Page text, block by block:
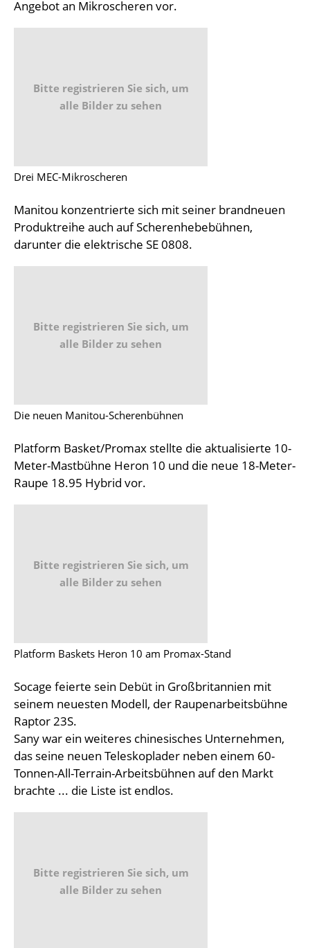
Angebot an Mikroscheren vor.
Bitte registrieren Sie sich, um
alle Bilder zu sehen
Drei MEC-Mikroscheren
Manitou konzentrierte sich mit seiner brandneuen
Produktreihe auch auf Scherenhebebühnen,
darunter die elektrische SE 0808.
Bitte registrieren Sie sich, um
alle Bilder zu sehen
Die neuen Manitou-Scherenbühnen
Platform Basket/Promax stellte die aktualisierte 10-
Meter-Mastbühne Heron 10 und die neue 18-Meter-
Raupe 18.95 Hybrid vor.
Bitte registrieren Sie sich, um
alle Bilder zu sehen
Platform Baskets Heron 10 am Promax-Stand
Socage feierte sein Debüt in Großbritannien mit
seinem neuesten Modell, der Raupenarbeitsbühne
Raptor 23S.
Sany war ein weiteres chinesisches Unternehmen,
das seine neuen Teleskoplader neben einem 60-
Tonnen-All-Terrain-Arbeitsbühnen auf den Markt
brachte ... die Liste ist endlos.
Bitte registrieren Sie sich, um
alle Bilder zu sehen